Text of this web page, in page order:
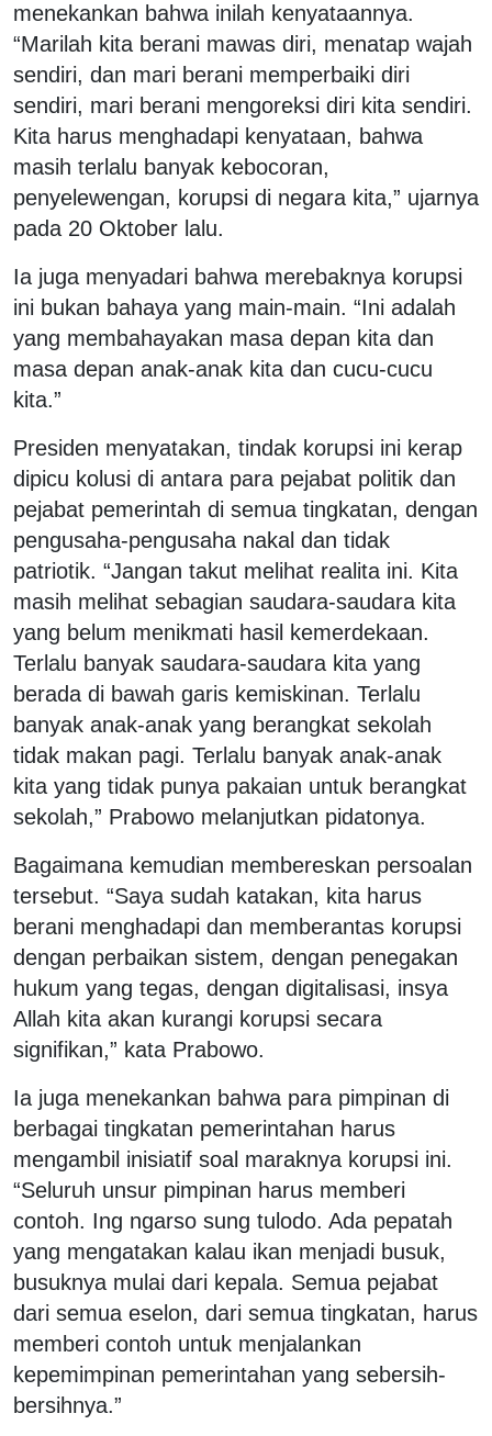
menekankan bahwa inilah kenyataannya.
“Marilah kita berani mawas diri, menatap wajah
sendiri, dan mari berani memperbaiki diri
sendiri, mari berani mengoreksi diri kita sendiri.
Kita harus menghadapi kenyataan, bahwa
masih terlalu banyak kebocoran,
penyelewengan, korupsi di negara kita,” ujarnya
pada 20 Oktober lalu.
Ia juga menyadari bahwa merebaknya korupsi
ini bukan bahaya yang main-main. “Ini adalah
yang membahayakan masa depan kita dan
masa depan anak-anak kita dan cucu-cucu
kita.”
Presiden menyatakan, tindak korupsi ini kerap
dipicu kolusi di antara para pejabat politik dan
pejabat pemerintah di semua tingkatan, dengan
pengusaha-pengusaha nakal dan tidak
patriotik. “Jangan takut melihat realita ini. Kita
masih melihat sebagian saudara-saudara kita
yang belum menikmati hasil kemerdekaan.
Terlalu banyak saudara-saudara kita yang
berada di bawah garis kemiskinan. Terlalu
banyak anak-anak yang berangkat sekolah
tidak makan pagi. Terlalu banyak anak-anak
kita yang tidak punya pakaian untuk berangkat
sekolah,” Prabowo melanjutkan pidatonya.
Bagaimana kemudian membereskan persoalan
tersebut. “Saya sudah katakan, kita harus
berani menghadapi dan memberantas korupsi
dengan perbaikan sistem, dengan penegakan
hukum yang tegas, dengan digitalisasi, insya
Allah kita akan kurangi korupsi secara
signifikan,” kata Prabowo.
Ia juga menekankan bahwa para pimpinan di
berbagai tingkatan pemerintahan harus
mengambil inisiatif soal maraknya korupsi ini.
“Seluruh unsur pimpinan harus memberi
contoh. Ing ngarso sung tulodo. Ada pepatah
yang mengatakan kalau ikan menjadi busuk,
busuknya mulai dari kepala. Semua pejabat
dari semua eselon, dari semua tingkatan, harus
memberi contoh untuk menjalankan
kepemimpinan pemerintahan yang sebersih-
bersihnya.”